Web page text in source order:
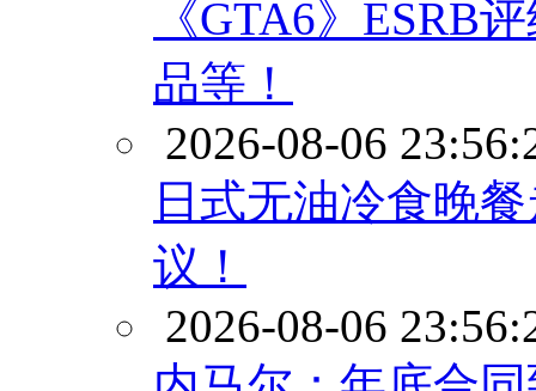
《GTA6》ESRB
品等！
2026-08-06
日式无油冷食晚
议！
2026-08-06